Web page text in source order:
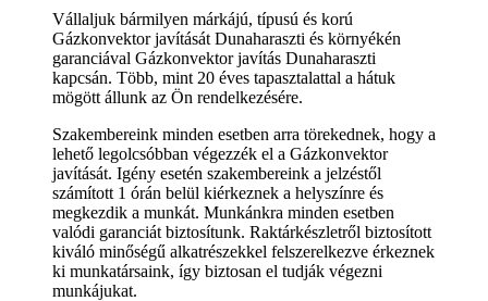
Vállaljuk bármilyen márkájú, típusú és korú
Gázkonvektor javítását Dunaharaszti és környékén
garanciával Gázkonvektor javítás Dunaharaszti
kapcsán. Több, mint 20 éves tapasztalattal a hátuk
mögött állunk az Ön rendelkezésére.
Szakembereink minden esetben arra törekednek, hogy a
lehető legolcsóbban végezzék el a Gázkonvektor
javítását. Igény esetén szakembereink a jelzéstől
számított 1 órán belül kiérkeznek a helyszínre és
megkezdik a munkát. Munkánkra minden esetben
valódi garanciát biztosítunk. Raktárkészletről biztosított
kiváló minőségű alkatrészekkel felszerelkezve érkeznek
ki munkatársaink, így biztosan el tudják végezni
munkájukat.